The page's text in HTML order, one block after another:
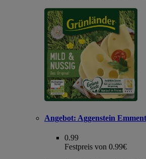
Angebot: Aggenstein
0.99
Festpreis von 0.99€